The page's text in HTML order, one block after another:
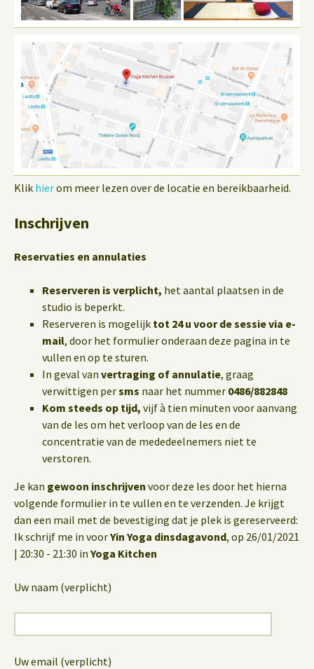
Klik hierom meer lezen over de locatie en bereikbaarheid.
Inschrijven
Reservaties en annulaties
Reserveren is verplicht, het aantal plaatsen in de
studio is beperkt.
Reserveren is mogelijk tot 24 u voor de sessie via e-
mail, door het formulier onderaan deze pagina in te
vullen en op te sturen.
In geval van vertraging of annulatie, graag
verwittigen persms naar het nummer 0486/882848
Kom steeds op tijd, vijf à tien minuten voor aanvang
van de les om het verloop van de les en de
concentratie van de mededeelnemers niet te
verstoren.
Je kan gewoon inschrijven voor deze les door het hierna
volgende formulier in te vullen en te verzenden. Je krijgt
dan een mail met de bevestiging dat je plek is gereserveerd:
Ik schrijf me in voorYin Yoga dinsdagavond, op 26/01/2021
| 20:30 - 21:30 in Yoga Kitchen
Uw naam (verplicht)
Uw email (verplicht)